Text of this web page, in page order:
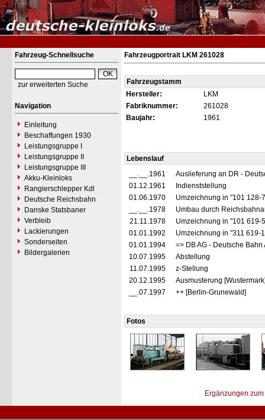
Fahrzeug-Schnellsuche
zur erweiterten Suche
Navigation
Einleitung
Beschaffungen 1930
Leistungsgruppe I
Leistungsgruppe II
Leistungsgruppe III
Akku-Kleinloks
Rangierschlepper Kdl
Deutsche Reichsbahn
Danske Statsbaner
Verbleib
Lackierungen
Sonderseiten
Bildergalerien
Fahrzeugportrait LKM 261028
Fahrzeugstamm
Hersteller:
LKM
Fabriknummer:
261028
Baujahr:
1961
Lebenslauf
__.__.1961
Auslieferung an DR -
01.12.1961
Indienststellung
01.06.1970
Umzeichnung in "101 128-
__.__.1978
Umbau durch
21.11.1978
Umzeichnung in "101 619-
01.01.1992
Umzeichnung in "311 619-
01.01.1994
=> DB AG - Deutsche
10.07.1995
Abstellung
11.07.1995
z-Stellung
20.12.1995
Ausmusterung
__.07.1997
++ [Berlin-Grunewald]
Fotos
Ergänzungen